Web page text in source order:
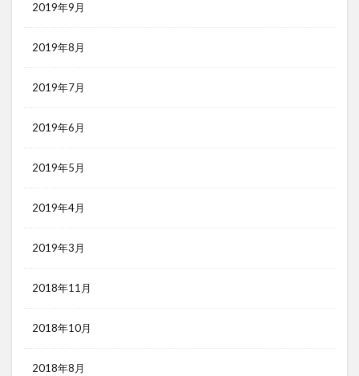
2019年9月
2019年8月
2019年7月
2019年6月
2019年5月
2019年4月
2019年3月
2018年11月
2018年10月
2018年8月